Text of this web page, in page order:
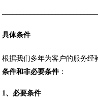
具体条件
根据我们多年为客户的服务经
条件和非必要条件：
1、必要条件